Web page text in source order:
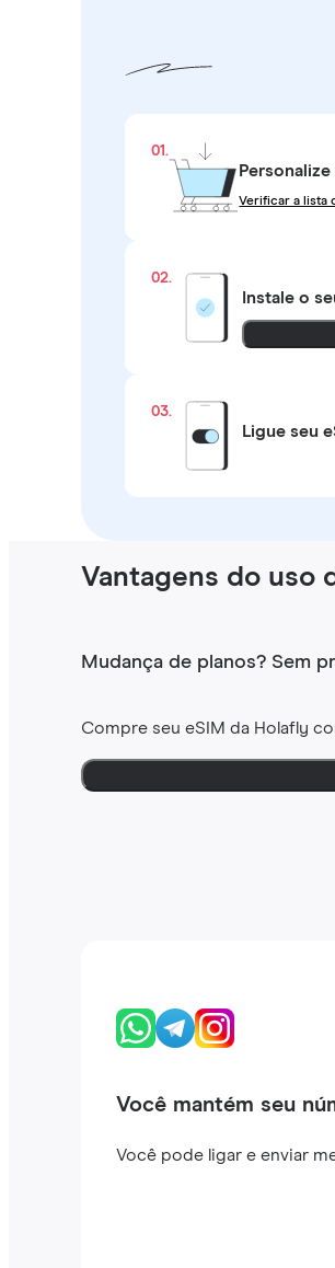
01.
Verificar a lista
02.
Instale o
03.
Ligue seu
Vantagens do uso
Mudança de planos? Sem
Compre seu eSIM da Holafly
Você mantém seu
Você pode ligar e enviar